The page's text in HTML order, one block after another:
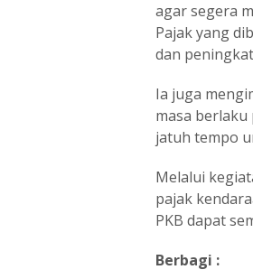
agar segera
Pajak yang
dan
Ia juga
masa berlaku
jatuh tempo
Melalui
pajak
PKB dapat
Berbagi :